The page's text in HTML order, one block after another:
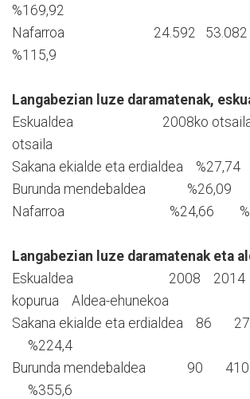
%169,92
Nafarroa 24.592
%115,9
Langabezian luze daramatenak,
Eskualdea 2008ko otsaila
otsaila
Sakana ekialde eta erdialdea
Burunda mendebaldea %26,09
Nafarroa %24,66
Langabezian luze daramatenak eta
Eskualdea 2008 2014
kopurua Aldea-ehunekoa
Sakana ekialde eta erdialdea
%224,4
Burunda mendebaldea
%355,6